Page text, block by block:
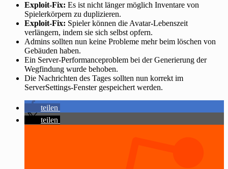
Exploit-Fix: Es ist nicht länger möglich Inventare von
Spielerkörpern zu duplizieren.
Exploit-Fix: Spieler können die Avatar-Lebenszeit
verlängern, indem sie sich selbst opfern.
Admins sollten nun keine Probleme mehr beim löschen von
Gebäuden haben.
Ein Server-Performanceproblem bei der Generierung der
Wegfindung wurde behoben.
Die Nachrichten des Tages sollten nun korrekt im
ServerSettings-Fenster gespeichert werden.
teilen
teilen